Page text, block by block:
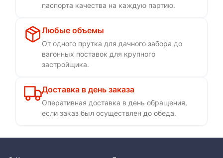
паспорта качества на каждую партию.
Любые объемы
От одного прутка для дачного забора до
вагонных поставок для крупного
застройщика.
Доставка в день заказа
Оперативная доставка в день обращения,
если заказ был осуществлен до обеда.